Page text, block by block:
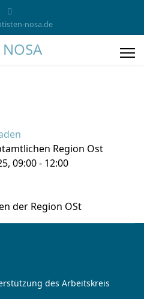
nosa.de
Region Ost
09:00 - 12:00
der Region OSt
des Arbeitskreis